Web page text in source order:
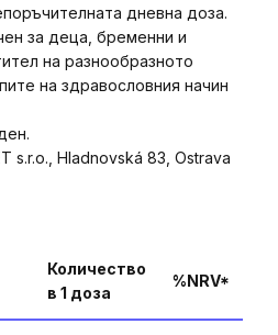
дневна доза.
за деца, бременни и
на разнообразното
на здравословния начин
s.r.o., Hladnovská 83, Ostrava
Количество
в 1 доза
%NRV*